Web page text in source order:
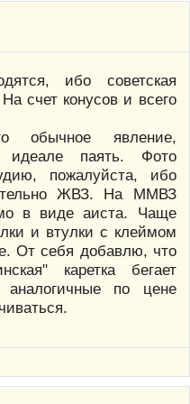
ибо советская
счет конусов и всего
обычное явление,
идеале паять. Фото
пожалуйста, ибо
ЖВЗ. На ММВЗ
в виде аиста. Чаще
и втулки с клеймом
От себя добавлю, что
каретка бегает
по цене